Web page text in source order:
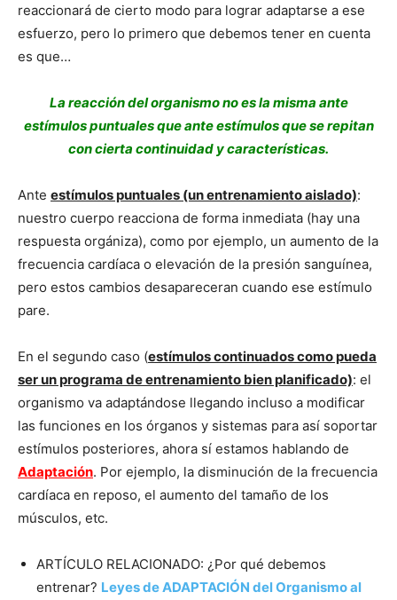
reaccionará de cierto modo para lograr adaptarse a ese
esfuerzo, pero lo primero que debemos tener en cuenta
es que…
La reacción del organismo no es la misma ante
estímulos puntuales que ante estímulos que se repitan
con cierta continuidad y características.
Ante estímulos puntuales (un entrenamiento aislado):
nuestro cuerpo reacciona de forma inmediata (hay una
respuesta orgániza), como por ejemplo, un aumento de la
frecuencia cardíaca o elevación de la presión sanguínea,
pero estos cambios desapareceran cuando ese estímulo
pare.
En el segundo caso (estímulos continuados como pueda
ser un programa de entrenamiento bien planificado): el
organismo va adaptándose llegando incluso a modificar
las funciones en los órganos y sistemas para así soportar
estímulos posteriores, ahora sí estamos hablando de
Adaptación. Por ejemplo, la disminución de la frecuencia
cardíaca en reposo, el aumento del tamaño de los
músculos, etc.
ARTÍCULO RELACIONADO: ¿Por qué debemos
entrenar? Leyes de ADAPTACIÓN del Organismo al